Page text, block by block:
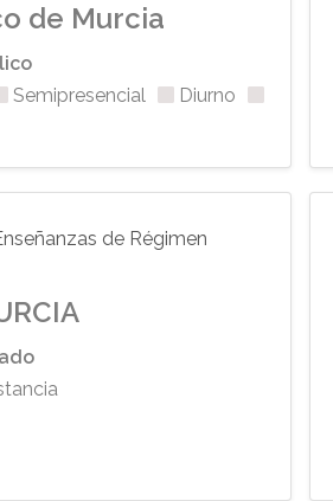
de Murcia
Semipresencial
Diurno
de Régimen